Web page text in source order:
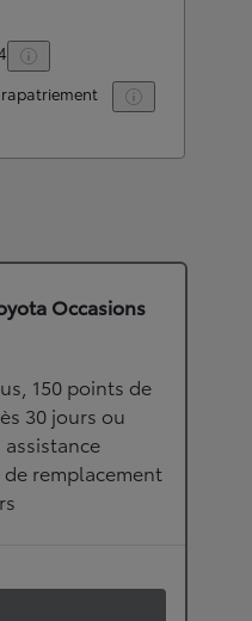
Occasions
150 points de
30 jours ou
remplacement